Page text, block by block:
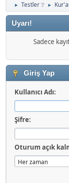
► Testler ❔ ►
Uyarı!
Sadece
Giriş Yap
Kullanıcı Adı:
Şifre:
Oturum açık